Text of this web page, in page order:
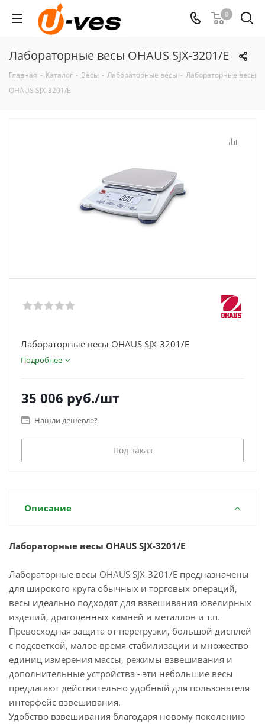
0
Лабораторные весы OHAUS SJX-3201/E
Главная - Каталог - Весы - Лабораторные весы - Лабораторные весы
OHAUS SJX-3201/E
Лабораторные весы OHAUS SJX-3201/E
Подробнее
35 006 руб./шт
Нашли дешевле?
Под заказ
Описание
Лабораторные весы OHAUS SJX-3201/E
Лабораторные весы OHAUS SJX-3201/E предназначены
для широкого круга обычных и торговых операций,
весы идеально подходят для взвешивания ювелирных
изделий, драгоценных камней и металлов и т.п.
Превосходная защита от перегрузки, большой дисплей
с подсветкой, малое время стабилизации и множество
единиц измерения массы, режимы взвешивания и
дополнительные устройства - эти небольшие весы
предлагают действительно удобный для пользователя
интерфейс взвешивания.
Удобство взвешивания благодаря новому поколению